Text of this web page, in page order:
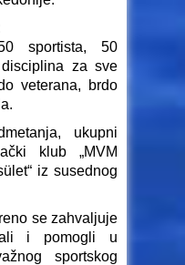
sportista, 50
za sve
veterana, brdo
ukupni
klub „MVM
iz susednog
se zahvaljuje
i pomogli u
sportskog